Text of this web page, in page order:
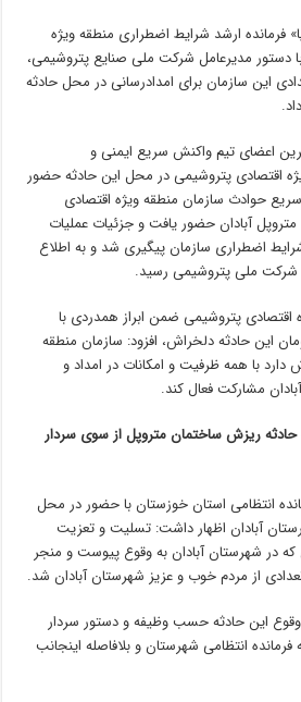
فرمانده ارشد شرایط اضطراری منطقه ویژه
با دستور مدیرعامل شرکت ملی صنایع پتروشیمی،
این سازمان برای امدادرسانی در محل حادثه
اعضای تیم واکنش سریع ایمنی و
اقتصادی پتروشیمی در محل این حادثه حضور
سریع حوادث سازمان منطقه ویژه اقتصادی
آبادان حضور یافت و جزئیات عملیات
اضطراری سازمان پیگیری شد و به اطلاع
شرکت ملی پتروشیمی رسید.
اقتصادی پتروشیمی ضمن ابراز همدردی با
این حادثه دلخراش، افزود: سازمان منطقه
با همه ظرفیت و امکانات در امداد و
مشارکت فعال کند.
ریزش ساختمان متروپل از سوی سردار
انتظامی استان خوزستان با حضور در محل
10 طبقه شهرستان آبادان اظهار داشت: تسلیت و تعزیت
در شهرستان آبادان به وقوع پیوست و منجر
از مردم خوب و عزیز شهرستان آبادان شد.
این حادثه حسب وظیفه و دستور سردار
فرمانده انتظامی شهرستان و بلافاصله اینجانب